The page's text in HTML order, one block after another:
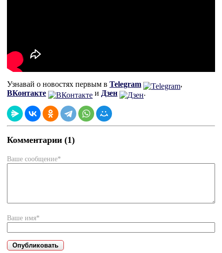
Узнавай о новостях первым в Telegram
,
ВКонтакте
и Дзен .
Комментарии (1)
Ваше сообщение*
Ваше имя*